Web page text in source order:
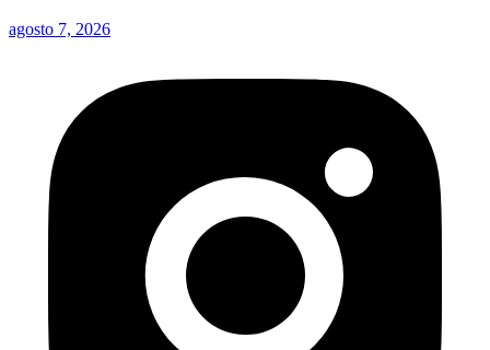
agosto 7, 2026